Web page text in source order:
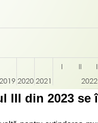
III din 2023 se